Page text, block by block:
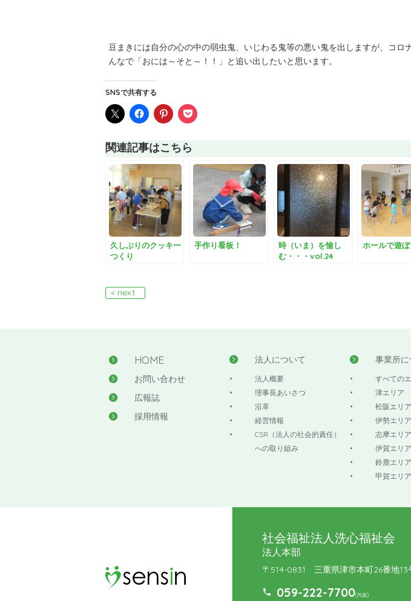
豆まきには自分の心の中の弱虫鬼、いじわる鬼等の悪い鬼を出しますが、コロ
んなで「おには～そと～！！」と追い出したいと思います。
SNSで共有する
関連記事はこちら
久しぶりのクッキー
つくり
手作り看板！
時（いま）を愉し
む・・・vol.24
ホールで遊ぼ
< next
HOME
お問い合わせ
広報誌
採用情報
法人について
法人概要
理事長あいさつ
沿革
経営情報
CSR（法人の社会的責任）
への取り組み
事業所に
すべての
津エリア
松阪エリア
伊勢エリア
志摩エリア
伊賀エリア
鈴鹿エリア
甲賀エリア
社会福祉法人洗心福祉会
法人本部
〒514-0831 三重県津市本町26番地13
059-222-7700(代表)